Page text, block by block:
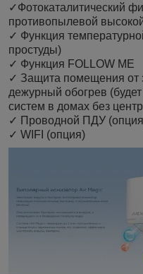
✓Фотокаталитический
противопылевой
✓ Функция
простуды)
✓ Функция FOLLOW ME
✓ Защита помещения от
дежурный обогрев
систем в домах без
✓ Проводной ПДУ
✓ WIFI (опция)